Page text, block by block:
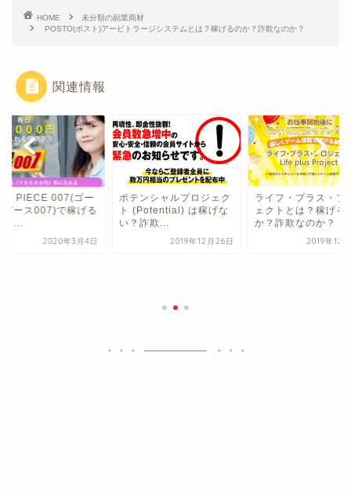
HOME
未分類の副業商材
POSTO(ポスト)アービトラージシステムとは？稼げるのか？詐欺なのか？
関連情報
PIECE 007(ゴー
ピース007)で稼げる
？...
2020年3月4日
ポテンシャルプロジェク
ト (Potential) は稼げな
い？詐欺...
2019年12月26日
ライフ・プラス・プ
ェクトとは？稼げる
か？詐欺なのか？
2019年12